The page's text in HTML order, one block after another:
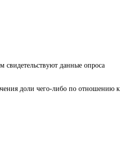
данные опроса
доли чего-либо по отношению к